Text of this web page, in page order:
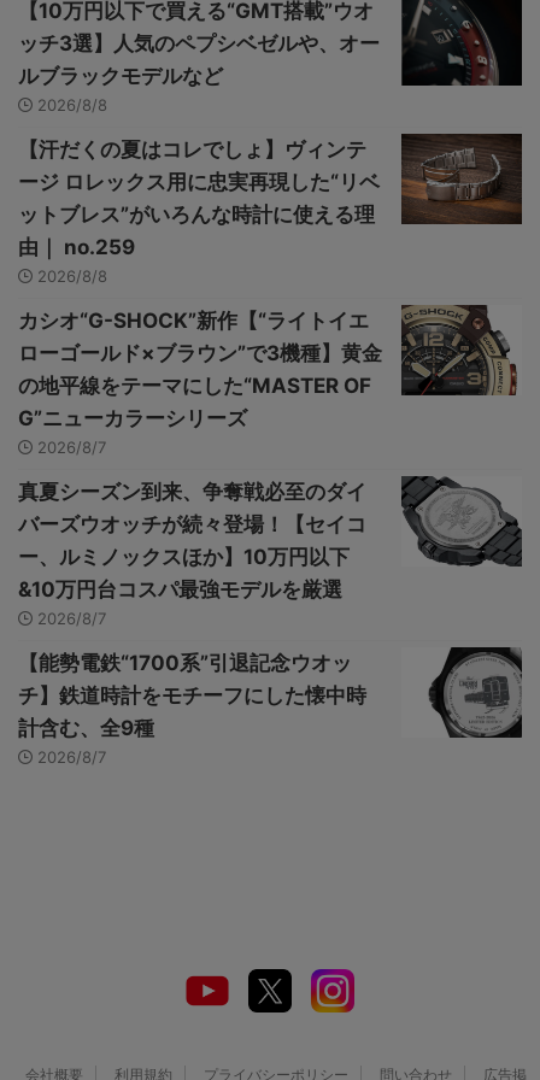
【10万円以下で買える“GMT搭載”ウオ
ッチ3選】人気のペプシベゼルや、オー
ルブラックモデルなど
2026/8/8
【汗だくの夏はコレでしょ】ヴィンテ
ージ ロレックス用に忠実再現した“リベ
ットブレス”がいろんな時計に使える理
由｜ no.259
2026/8/8
カシオ“G-SHOCK”新作【“ライトイエ
ローゴールド×ブラウン”で3機種】黄金
の地平線をテーマにした“MASTER OF
G”ニューカラーシリーズ
2026/8/7
真夏シーズン到来、争奪戦必至のダイ
バーズウオッチが続々登場！【セイコ
ー、ルミノックスほか】10万円以下
&10万円台コスパ最強モデルを厳選
2026/8/7
【能勢電鉄“1700系”引退記念ウオッ
チ】鉄道時計をモチーフにした懐中時
計含む、全9種
2026/8/7
会社概要 利用規約 プライバシーポリシー 問い合わせ 広告掲